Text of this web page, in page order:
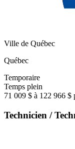
Ville de Québec
Québec
Temporaire
Temps plein
71 009 $ à 122 966 $
Technicien /